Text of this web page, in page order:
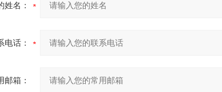
姓名：
电话：
邮箱：